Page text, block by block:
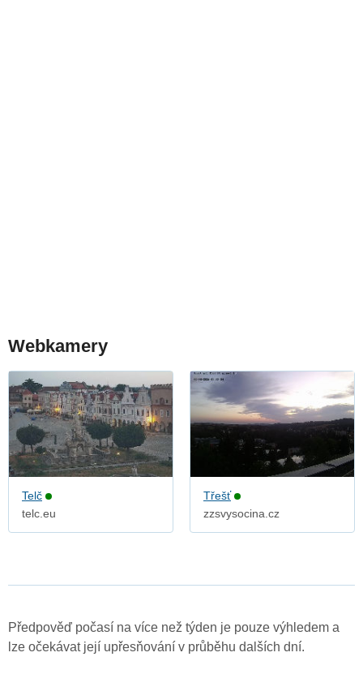
Webkamery
Telč
telc.eu
Třešť
zzsvysocina.cz
Předpověď počasí na více než týden je pouze výhledem a
lze očekávat její upřesňování v průběhu dalších dní.